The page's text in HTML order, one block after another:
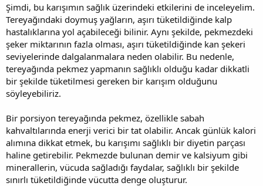
Şimdi, bu karışımın sağlık üzerindeki etkilerini de inceleyelim.
Tereyağındaki doymuş yağların, aşırı tüketildiğinde kalp
hastalıklarına yol açabileceği bilinir. Aynı şekilde, pekmezdeki
şeker miktarının fazla olması, aşırı tüketildiğinde kan şekeri
seviyelerinde dalgalanmalara neden olabilir. Bu nedenle,
tereyağında pekmez yapmanın sağlıklı olduğu kadar dikkatli
bir şekilde tüketilmesi gereken bir karışım olduğunu
söyleyebiliriz.
Bir porsiyon tereyağında pekmez, özellikle sabah
kahvaltılarında enerji verici bir tat olabilir. Ancak günlük kalori
alımına dikkat etmek, bu karışımı sağlıklı bir diyetin parçası
haline getirebilir. Pekmezde bulunan demir ve kalsiyum gibi
minerallerin, vücuda sağladığı faydalar, sağlıklı bir şekilde
sınırlı tüketildiğinde vücutta denge oluşturur.